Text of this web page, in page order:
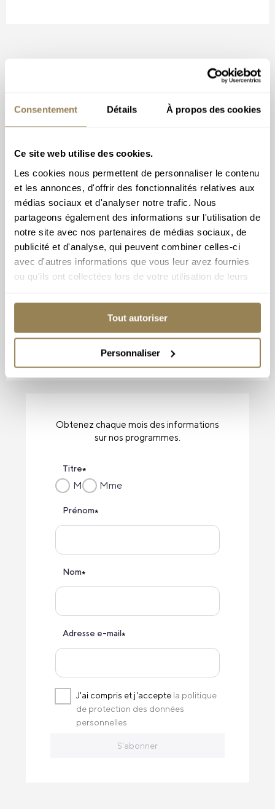
Consentement Détails À propos des cookies
Ce site web utilise des cookies.
Les cookies nous permettent de personnaliser le contenu
et les annonces, d'offrir des fonctionnalités relatives aux
médias sociaux et d'analyser notre trafic. Nous
partageons également des informations sur l'utilisation de
notre site avec nos partenaires de médias sociaux, de
publicité et d'analyse, qui peuvent combiner celles-ci
avec d'autres informations que vous leur avez fournies
ou qu'ils ont collectées lors de votre utilisation de leurs
Tout autoriser
Personnaliser
Abonnez-vous à
notre newsletter
Obtenez chaque mois des informations
sur nos programmes.
Titre*
M
Mme
Prénom*
Nom*
Adresse e-mail*
J'ai compris et j'accepte la politique
de protection des données
personnelles.
S'abonner